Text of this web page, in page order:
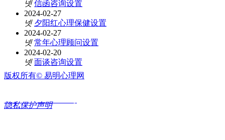
넷 信函咨询设置
2024-02-27
넷 夕阳红心理保健设置
2024-02-27
넷 常年心理顾问设置
2024-02-20
넷 面谈咨询设置
版权所有© 易明心理网
京ICP备2022002180号
隐私保护声明